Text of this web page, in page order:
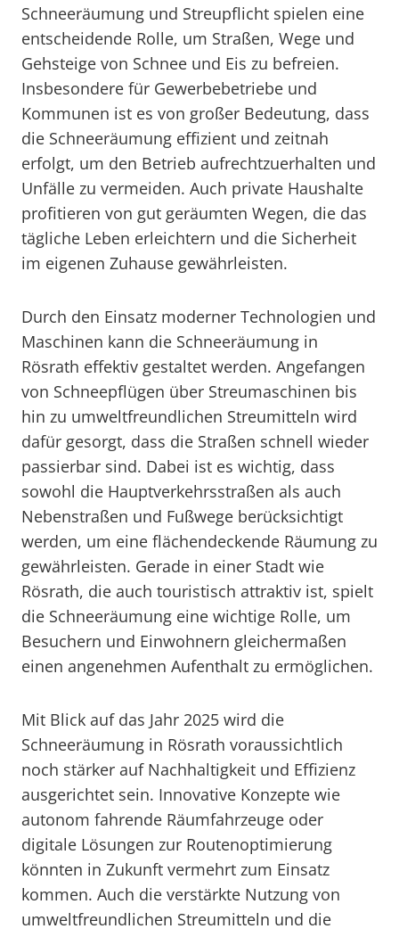
Schneeräumung und Streupflicht spielen eine
entscheidende Rolle, um Straßen, Wege und
Gehsteige von Schnee und Eis zu befreien.
Insbesondere für Gewerbebetriebe und
Kommunen ist es von großer Bedeutung, dass
die Schneeräumung effizient und zeitnah
erfolgt, um den Betrieb aufrechtzuerhalten und
Unfälle zu vermeiden. Auch private Haushalte
profitieren von gut geräumten Wegen, die das
tägliche Leben erleichtern und die Sicherheit
im eigenen Zuhause gewährleisten.
Durch den Einsatz moderner Technologien und
Maschinen kann die Schneeräumung in
Rösrath effektiv gestaltet werden. Angefangen
von Schneepflügen über Streumaschinen bis
hin zu umweltfreundlichen Streumitteln wird
dafür gesorgt, dass die Straßen schnell wieder
passierbar sind. Dabei ist es wichtig, dass
sowohl die Hauptverkehrsstraßen als auch
Nebenstraßen und Fußwege berücksichtigt
werden, um eine flächendeckende Räumung zu
gewährleisten. Gerade in einer Stadt wie
Rösrath, die auch touristisch attraktiv ist, spielt
die Schneeräumung eine wichtige Rolle, um
Besuchern und Einwohnern gleichermaßen
einen angenehmen Aufenthalt zu ermöglichen.
Mit Blick auf das Jahr 2025 wird die
Schneeräumung in Rösrath voraussichtlich
noch stärker auf Nachhaltigkeit und Effizienz
ausgerichtet sein. Innovative Konzepte wie
autonom fahrende Räumfahrzeuge oder
digitale Lösungen zur Routenoptimierung
könnten in Zukunft vermehrt zum Einsatz
kommen. Auch die verstärkte Nutzung von
umweltfreundlichen Streumitteln und die